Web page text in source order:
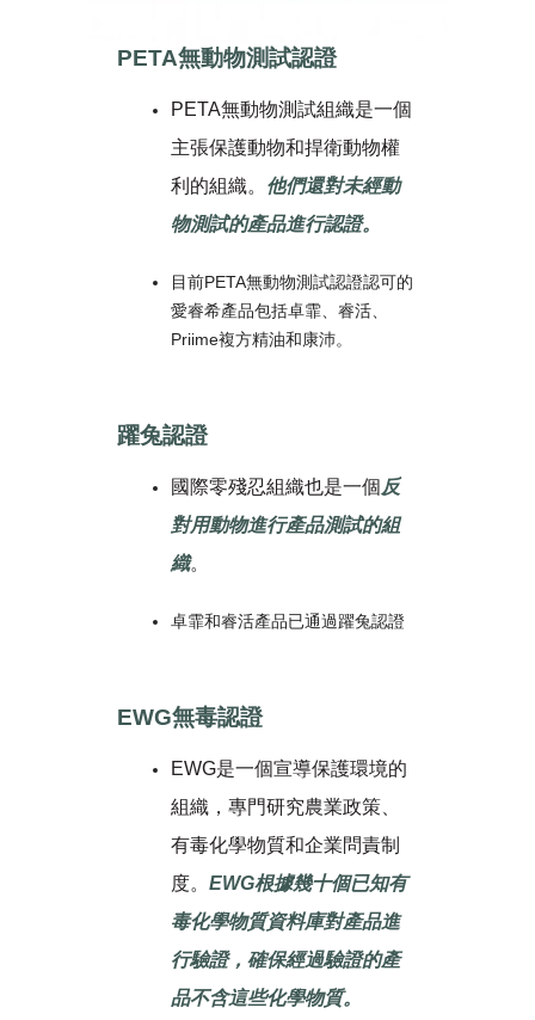
PETA無動物測試認證
PETA無動物測試組織是一個
主張保護動物和捍衛動物權
利的組織。 他們還對未經動
物測試的產品進行認證。
目前PETA無動物測試認證認可的
愛睿希產品包括卓霏、睿活、
Priime複方精油和康沛。
躍兔認證
國際零殘忍組織也是一個反
對用動物進行產品測試的組
織。
卓霏和睿活產品已通過躍兔認證
EWG無毒認證
EWG是一個宣導保護環境的
組織，專門研究農業政策、
有毒化學物質和企業問責制
度。 EWG根據幾十個已知有
毒化學物質資料庫對產品進
行驗證，確保經過驗證的產
品不含這些化學物質。